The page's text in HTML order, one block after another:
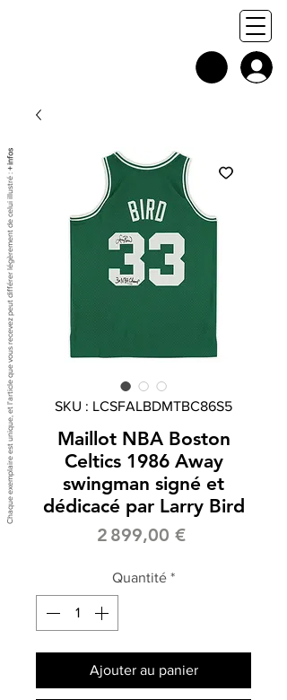
SKU : LCSFALBDMTBC86S5
Maillot NBA Boston
Celtics 1986 Away
swingman signé et
dédicacé par Larry Bird
2 899,00 €Prix
Quantité *
Ajouter au panier
Chaque exemplaire est unique, et l'article que vous recevez peut différer légèrement de celui illustré :
+ infos